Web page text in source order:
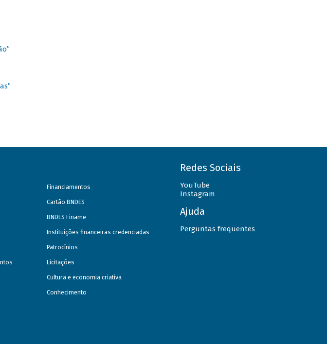
Financiamentos
Cartão BNDES
BNDES Finame
Instituições financeiras credenciadas
Patrocínios
Licitações
Cultura e economia criativa
Conhecimento
Redes Sociais
YouTube
Instagram
Ajuda
Perguntas frequentes